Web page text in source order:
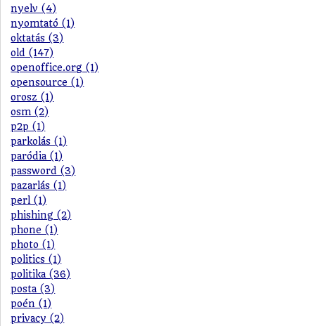
nyelv (4)
nyomtató (1)
oktatás (3)
old (147)
openoffice.org (1)
opensource (1)
orosz (1)
osm (2)
p2p (1)
parkolás (1)
paródia (1)
password (3)
pazarlás (1)
perl (1)
phishing (2)
phone (1)
photo (1)
politics (1)
politika (36)
posta (3)
poén (1)
privacy (2)